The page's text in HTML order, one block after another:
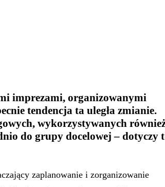
imprezami, organizowanymi
tendencja ta uległa zmianie.
wykorzystywanych
do grupy docelowej – dotyczy
zaplanowanie i zorganizowanie